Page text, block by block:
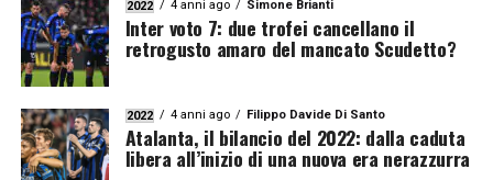
2022 4 anni ago Simone Brianti
Inter voto 7: due trofei cancellano il
retrogusto amaro del mancato Scudetto?
2022 4 anni ago Filippo Davide Di Santo
Atalanta, il bilancio del 2022: dalla caduta
libera all’inizio di una nuova era nerazzurra